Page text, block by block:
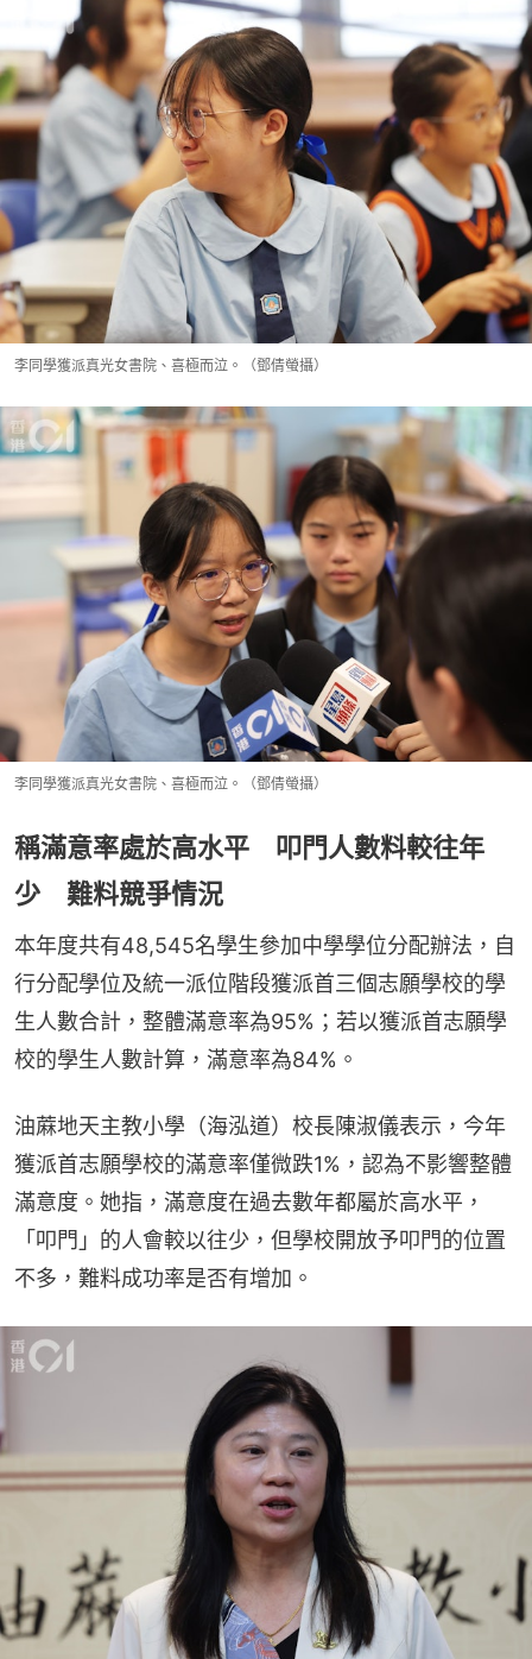
李同學獲派真光女書院、喜極而泣。（鄧倩螢攝）
李同學獲派真光女書院、喜極而泣。（鄧倩螢攝）
稱滿意率處於高水平 叩門人數料較往年
少 難料競爭情況
本年度共有48,545名學生參加中學學位分配辦法，自
行分配學位及統一派位階段獲派首三個志願學校的學
生人數合計，整體滿意率為95%；若以獲派首志願學
校的學生人數計算，滿意率為84%。
油蔴地天主教小學（海泓道）校長陳淑儀表示，今年
獲派首志願學校的滿意率僅微跌1%，認為不影響整體
滿意度。她指，滿意度在過去數年都屬於高水平，
「叩門」的人會較以往少，但學校開放予叩門的位置
不多，難料成功率是否有增加。